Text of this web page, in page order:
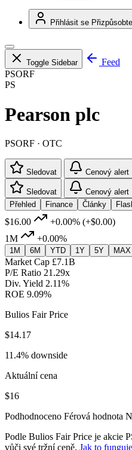
Přihlásit se
Toggle Sidebar
Feed
PSORF
PS
Pearson plc
PSORF · OTC
Sledovat Cenový alert
Sledovat
Cenový alert
Přehled
Finance Články
$16.00 +0.00% (+$0.00)
1M
+0.00%
1M 6M YTD 1Y 5Y MAX
Market Cap £7.1B
P/E Ratio 21.29x
Div. Yield 2.11%
ROE 9.09%
Bulios Fair Price
$14.17
11.4% downside
Aktuální cena
$16
Podhodnoceno Férová hodnota
Podle Bulios Fair Price je akcie
vůči své tržní ceně. Jak to